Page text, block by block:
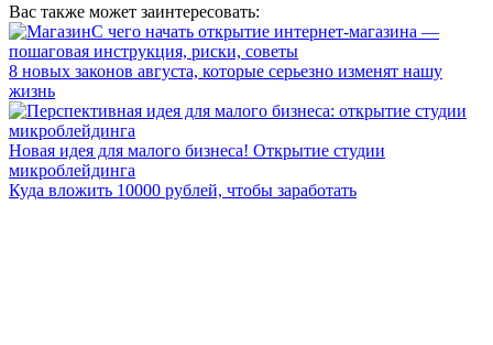
Вас также может заинтересовать:
С чего начать открытие интернет-магазина —
пошаговая инструкция, риски, советы
8 новых законов августа, которые серьезно изменят нашу
жизнь
Новая идея для малого бизнеса! Открытие студии
микроблейдинга
Куда вложить 10000 рублей, чтобы заработать